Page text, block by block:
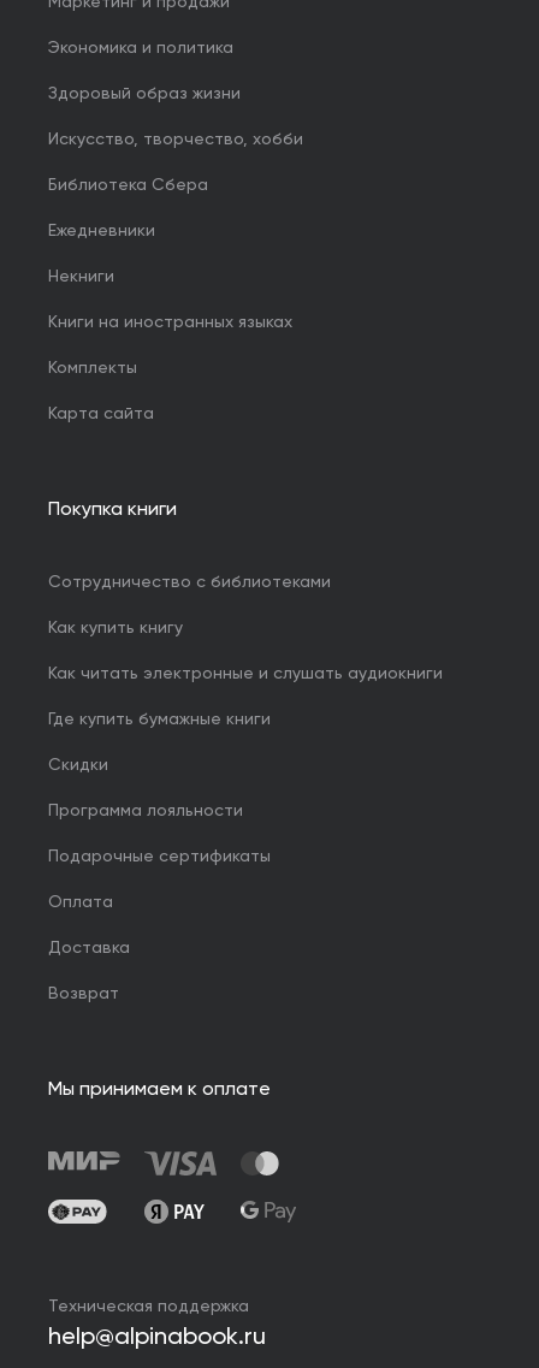
Экономика и политика
Здоровый образ жизни
Искусство, творчество, хобби
Библиотека Сбера
Ежедневники
Некниги
Книги на иностранных языках
Комплекты
Карта сайта
Покупка книги
Сотрудничество с библиотеками
Как купить книгу
Как читать электронные и слушать аудиокниги
Где купить бумажные книги
Скидки
Программа лояльности
Подарочные сертификаты
Оплата
Доставка
Возврат
Мы принимаем к оплате
Техническая поддержка
help@alpinabook.ru